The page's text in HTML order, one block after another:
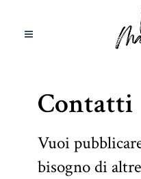
Contatti
Vuoi
bisogno di